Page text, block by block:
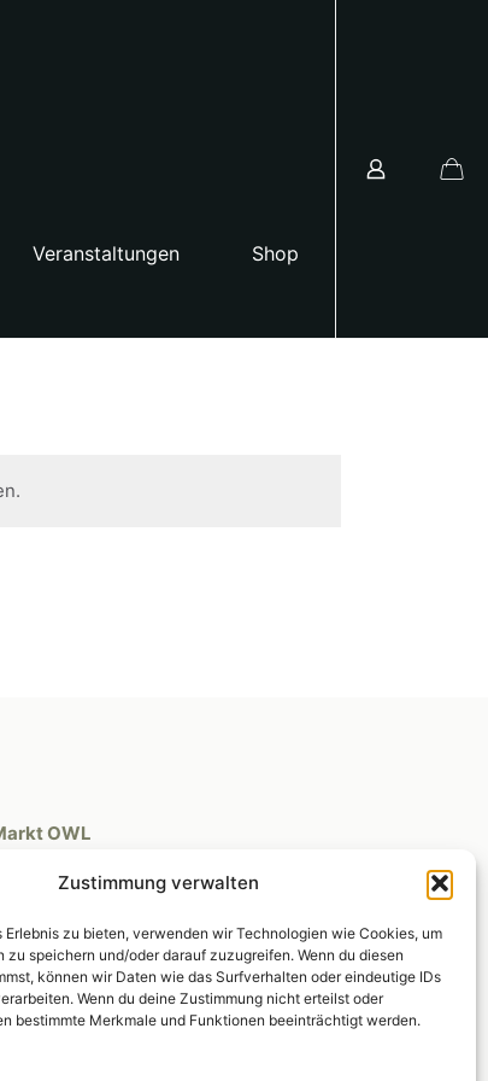
Zustimmung verwalten
Erlebnis zu bieten, verwenden wir Technologien wie Cookies, um
zu speichern und/oder darauf zuzugreifen. Wenn du diesen
können wir Daten wie das Surfverhalten oder eindeutige IDs
Wenn du deine Zustimmung nicht erteilst oder
bestimmte Merkmale und Funktionen beeinträchtigt werden.
Veranstaltungen Shop
OWL
Straße 275